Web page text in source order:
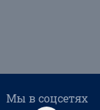
Мы в соцсетях